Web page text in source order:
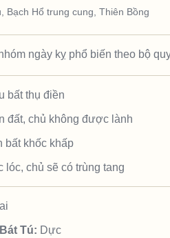
Bạch Hổ trung cung Thiên Bồng
ngày kỵ phổ biến theo bộ
bất thụ điền
đất, chủ không được lành
bất khốc khấp
lóc, chủ sẽ có trùng tang
Tú: Dực